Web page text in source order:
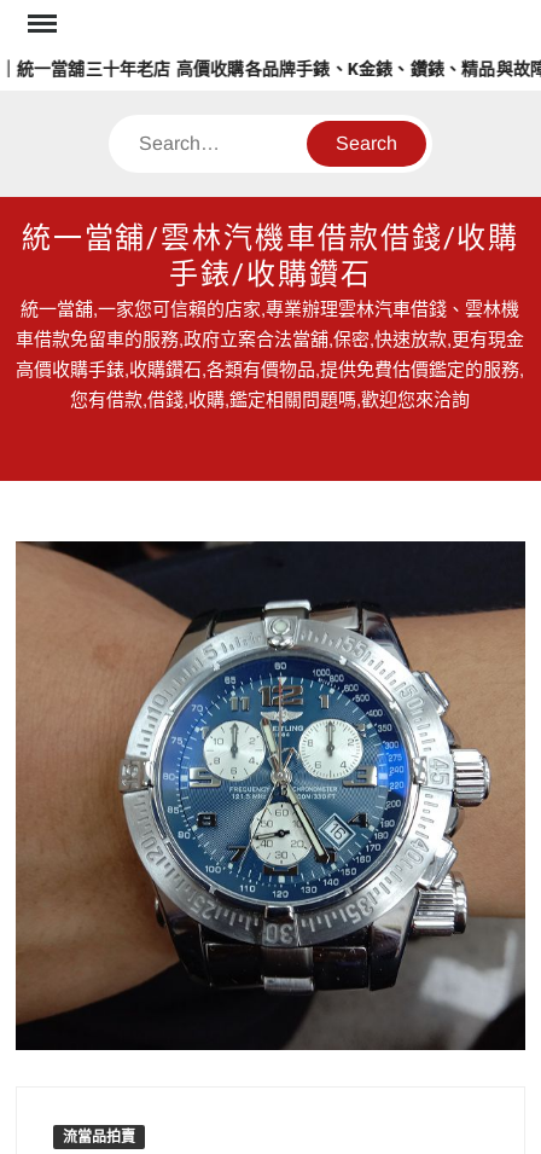
Skip
content
一當舖三十年老店 高價收購各品牌手錶、K金錶、鑽錶、精品與故障
Search
統一當舖/雲林汽機車借款借錢/收購
手錶/收購鑽石
統一當舖,一家您可信賴的店家,專業辦理雲林汽車借錢、雲林機
車借款免留車的服務,政府立案合法當舖,保密,快速放款,更有現金
高價收購手錶,收購鑽石,各類有價物品,提供免費估價鑑定的服務,
您有借款,借錢,收購,鑑定相關問題嗎,歡迎您來洽詢
流當品拍賣